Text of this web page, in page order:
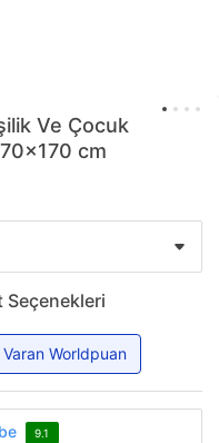
Ve Çocuk
70x170 cm
Seçenekleri
Worldpuan
9.1